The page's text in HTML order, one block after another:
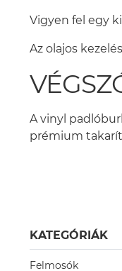
Vigyen fel egy
Az olajos
A vinyl
prémium
KATEGÓRIÁK
Felmosók